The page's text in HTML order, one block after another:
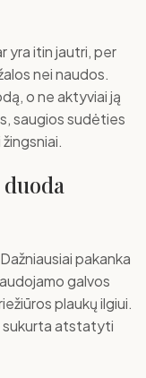
yra itin jautri, per
nei naudos.
o ne aktyviai ją
saugios sudėties
pakanka
galvos
plaukų ilgiui.
sukurta atstatyti